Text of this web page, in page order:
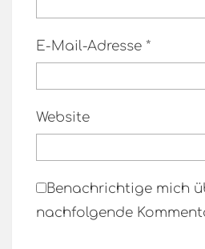
E-Mail-Adresse *
Website
Benachrichtige mich
nachfolgende